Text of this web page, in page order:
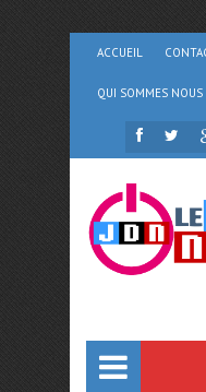
ACCUEIL
QUI SOMMES NOUS